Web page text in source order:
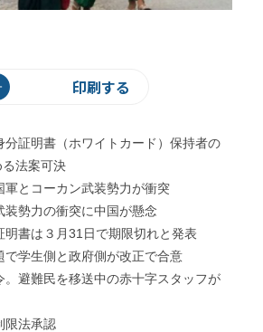
印刷する
分証明書（ホワイトカード）保持者の
法案可決
軍とコーカン武装勢力が衝突
装勢力の衝突に中国が懸念
明書は３月31日で期限切れと発表
で学生側と政府側が改正で合意
。避難民を移送中の赤十字スタッフが
限法承認